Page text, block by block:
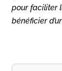
pour faciliter
bénéficier